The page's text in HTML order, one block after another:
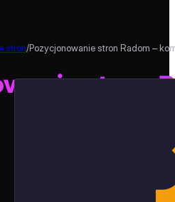
stron/Pozycjonowanie stron Radom –
stron